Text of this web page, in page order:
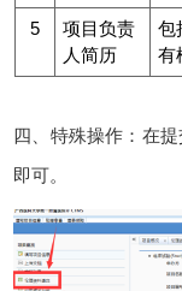
5
项目负责
人简历
包
有
四、特殊操作：在
即可。